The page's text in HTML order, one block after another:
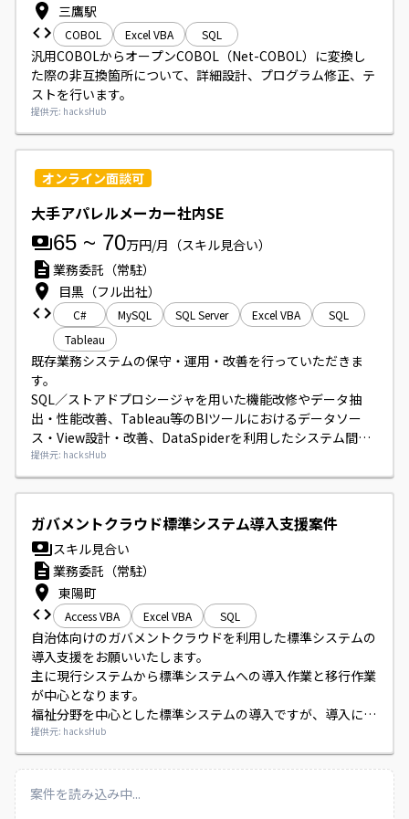
三鷹駅
COBOL Excel VBA SQL
汎用COBOLからオープンCOBOL（Net-COBOL）に変換し
た際の非互換箇所について、詳細設計、プログラム修正、テ
ストを行います。
提供元: hacksHub
オンライン面談可
大手アパレルメーカー社内SE
65 ~ 70万円/月 （スキル見合い）
業務委託（常駐）
目黒（フル出社）
C# MySQL SQL Server Excel VBA
SQL
Tableau
既存業務システムの保守・運用・改善を行っていただきま
す。
SQL／ストアドプロシージャを用いた機能改修やデータ抽
出・性能改善、Tableau等のBIツールにおけるデータソー
ス・View設計・改善、DataSpiderを利用したシステム間連
携ジョブの保守・改修などを担当していただきます。
提供元: hacksHub
ガバメントクラウド標準システム導入支援案件
スキル見合い
業務委託（常駐）
東陽町
Access VBA Excel VBA SQL
自治体向けのガバメントクラウドを利用した標準システムの
導入支援をお願いいたします。
主に現行システムから標準システムへの導入作業と移行作業
が中心となります。
福祉分野を中心とした標準システムの導入ですが、導入に伴
う内容や仕様については事前に教育を行いますので、専門知
識が無くても対応いただけます。
状況により関東周辺や西日本への1～2日程度の出張や、導入
時の休日出勤が発生する場合があります。
提供元: hacksHub
案件を読み込み中...